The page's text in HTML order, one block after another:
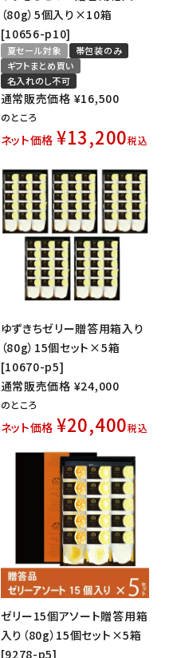
（80g）5個入り×10箱
[10656-p10]
夏セール対象
帯包装のみ
ギフトまとめ買い
名入れのし不可
通常販売価格 ¥16,500
のところ
ネット価格 ¥13,200税込
ゆずきちゼリー贈答用箱入り
（80g）15個セット×5箱
[10670-p5]
通常販売価格 ¥24,000
のところ
ネット価格 ¥20,400税込
ゼリー15個アソート贈答用箱
入り（80g）15個セット×5箱
[9278-p5]